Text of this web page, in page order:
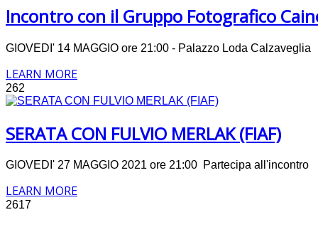
Incontro con il Gruppo Fotografico
GIOVEDI' 14 MAGGIO ore 21:00 - Palazzo Loda
LEARN MORE
262
SERATA CON FULVIO MERLAK (FIAF)
GIOVEDI' 27 MAGGIO 2021 ore 21:00 Partecipa all'incontro
LEARN MORE
2617